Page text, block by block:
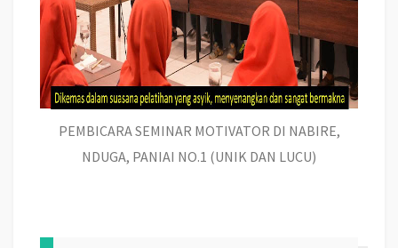
PEMBICARA SEMINAR MOTIVATOR DI NABIRE,
NDUGA, PANIAI NO.1 (UNIK DAN LUCU)